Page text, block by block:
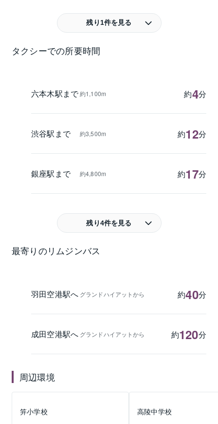
残り1件を見る
タクシーでの所要時間
六本木駅まで約1,100m 約4分
渋谷駅まで 約3,500m 約12分
銀座駅まで 約4,800m 約17分
残り4件を見る
最寄りのリムジンバス
羽田空港駅へ グランドハイアットから 約40分
成田空港駅へ グランドハイアットから 約120分
周辺環境
笄小学校
高陵中学校